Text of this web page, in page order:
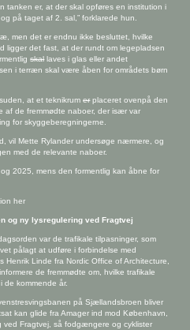
tanken er, at der skal opføres en institution i
på taget af 2. sal,” forklarede hun.
men det er endnu ikke besluttet, hvilke
ligger det fast, at der rundt om legepladsen
skallaves i glas eller andet
i terræn skal være åben for områdets børn
at et teknikrumerplaceret ovenpå den
af de fremmødte naboer, der især var
for skyggeberegningerne.
vil Mette Rylander undersøge nærmere, og
med de relevante naboer.
2025, mens den formentlig kan åbne for
her
og ny lysregulering ved Fragtvej
var de trafikale tilpasninger, som
pålagt at udføre i forbindelse med
Henrik Linde fra Nordic Office of Architecture,
de fremmødte om, hvilke trafikale
de kommende år.
på Sjællandsbroen bliver
kan glide fra Amager ind mod København,
ved Fragtvej, så fodgængere og cyklister